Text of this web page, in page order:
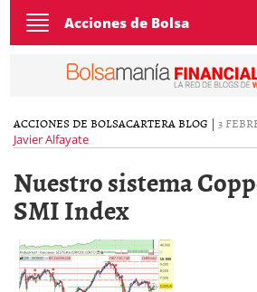
Toggle
navigation
Acciones de Bolsa
ACCIONES DE BOLSACARTERA BLOG | 3
Javier Alfayate
Nuestro sistema
SMI Index